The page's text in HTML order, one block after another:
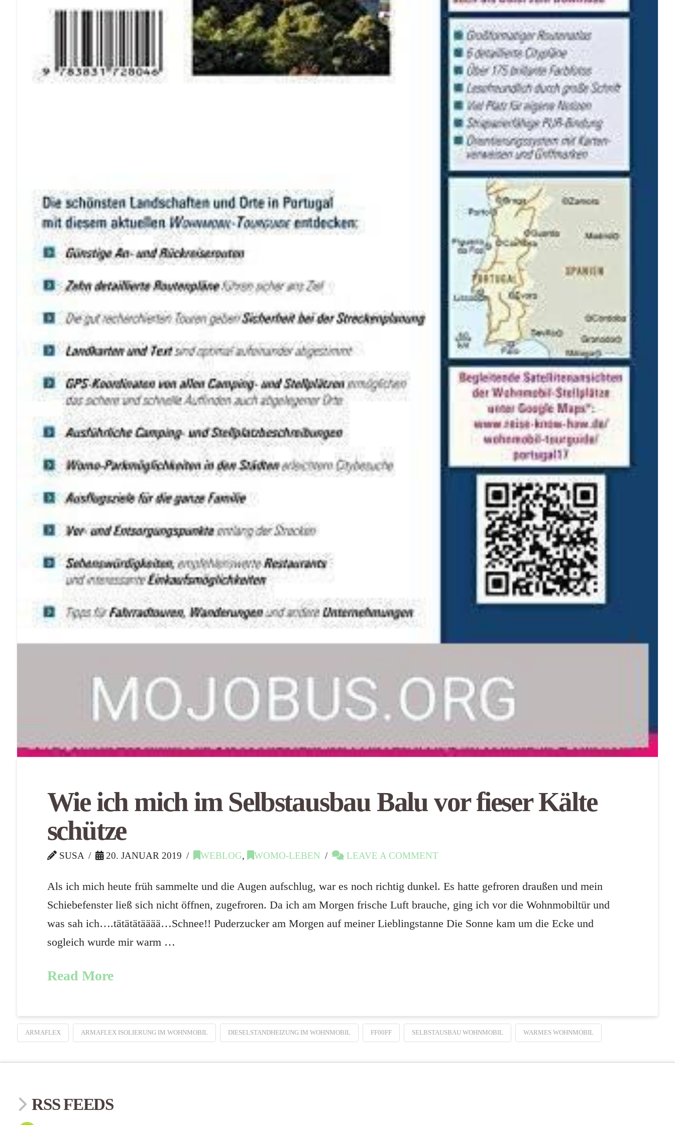
Wie ich mich im Selbstausbau Balu vor fieser Kälte
schütze
SUSA 20. JANUAR 2019 WEBLOG, WOMO-LEBEN LEAVE A COMMENT
Als ich mich heute früh sammelte und die Augen aufschlug, war es noch richtig dunkel. Es hatte gefroren draußen und mein
Schiebefenster ließ sich nicht öffnen, zugefroren. Da ich am Morgen frische Luft brauche, ging ich vor die Wohnmobiltür und
was sah ich….tätätätääää…Schnee!! Puderzucker am Morgen auf meiner Lieblingstanne Die Sonne kam um die Ecke und
sogleich wurde mir warm …
Read More
ARMAFLEX ARMAFLEX ISOLIERUNG IM WOHNMOBIL DIESELSTANDHEIZUNG IM WOHNMOBIL FF00FF SELBSTAUSBAU WOHNMOBIL WARMES WOHNMOBIL
RSS FEEDS